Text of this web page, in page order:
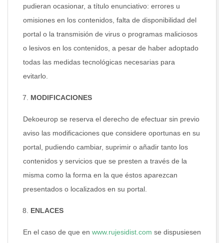
pudieran ocasionar, a título enunciativo: errores u
omisiones en los contenidos, falta de disponibilidad del
portal o la transmisión de virus o programas maliciosos
o lesivos en los contenidos, a pesar de haber adoptado
todas las medidas tecnológicas necesarias para
evitarlo.
MODIFICACIONES
Dekoeurop se reserva el derecho de efectuar sin previo
aviso las modificaciones que considere oportunas en su
portal, pudiendo cambiar, suprimir o añadir tanto los
contenidos y servicios que se presten a través de la
misma como la forma en la que éstos aparezcan
presentados o localizados en su portal.
ENLACES
En el caso de que en www.rujesidist.com se dispusiesen